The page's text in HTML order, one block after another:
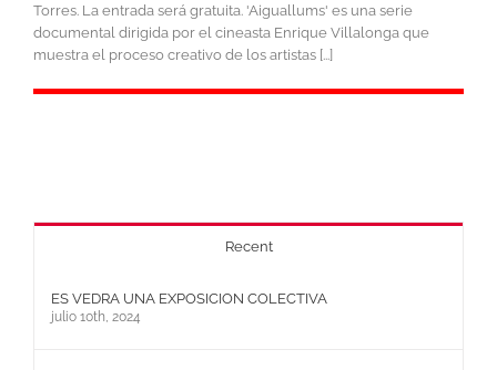
Torres. La entrada será gratuita. 'Aiguallums' es una serie
documental dirigida por el cineasta Enrique Villalonga que
muestra el proceso creativo de los artistas [...]
Recent
ES VEDRA UNA EXPOSICION COLECTIVA
julio 10th, 2024